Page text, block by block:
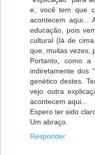
e, você tem que
acontecem aqui...
educação, pois
cultural (lá de
que, muitas vezes,
Portanto, como
indiretamente dos
genético destes.
vejo outra
acontecem aqui...
Espero ter sido
Um abraço.
Responder